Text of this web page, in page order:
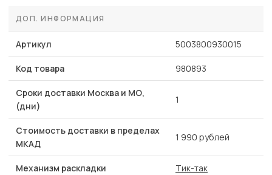
ДОП. ИНФОРМАЦИЯ
Артикул 5003800930015
Код товара 980893
Сроки доставки Москва и МО,
(дни)
1
Стоимость доставки в пределах
МКАД
1 990 рублей
Механизм раскладки Тик-так